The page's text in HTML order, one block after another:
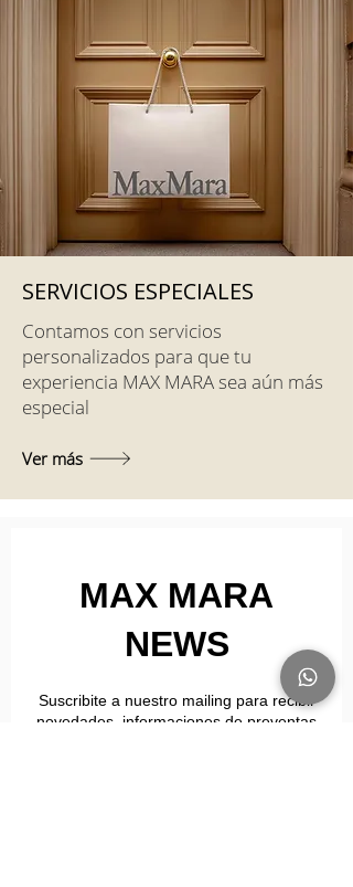
SERVICIOS ESPECIALES
Contamos con servicios
personalizados para que tu
experiencia MAX MARA sea aún más
especial
Ver más